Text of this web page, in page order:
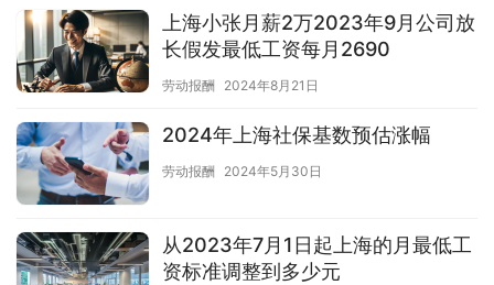
上海小张月薪2万2023年9月公司放
长假发最低工资每月2690
劳动报酬 2024年8月21日
2024年上海社保基数预估涨幅
劳动报酬 2024年5月30日
从2023年7月1日起上海的月最低工
资标准调整到多少元